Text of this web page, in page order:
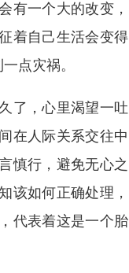
有一个大的改变，
着自己生活会变得
点灾祸。
了，心里渴望一吐
在人际关系交往中
慎行，避免无心之
该如何正确处理，
代表着这是一个胎